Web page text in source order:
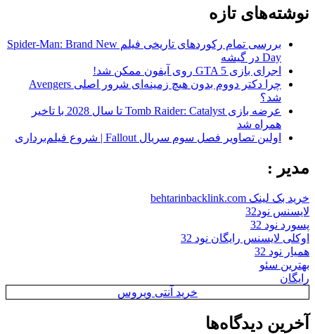
نوشته‌های تازه
بررسی تمام رکوردهای تاریخی فیلم Spider-Man: Brand New
Day در گیشه
اجرای بازی GTA 5 روی آیفون ممکن شد!
چرا دکتر دووم بدون هیچ زمینه‌ای شرور اصلی Avengers
شد؟
عرضه بازی Tomb Raider: Catalyst تا سال 2028 با تاخیر
همراه شد
اولین تصاویر فصل سوم سریال Fallout | شروع فیلم‌برداری
مدیر :
خرید بک لینک behtarinbacklink.com
لایسنس نود32
پسورد نود 32
اوکلی لایسنس رایگان نود 32
همیار نود 32
بهترین سئو
رایگان
خرید آنتی ویروس
آخرین دیدگاه‌ها